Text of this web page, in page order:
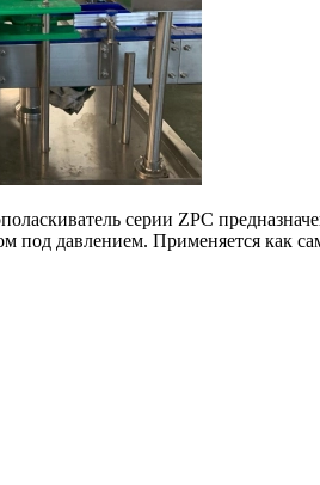
серии ZPC
под давлением. Применяется как